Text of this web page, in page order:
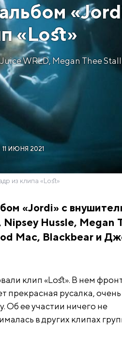
«Lost»
WRLD, Megan Thee
11 ИЮНЯ 2021
из клипа «Lost»
«Jordi» с
Nipsey Hussle, Megan
Mac, Blackbear и
клип «Lost». В нем
прекрасная русалка,
Об ее участии ничего не
в других клипах